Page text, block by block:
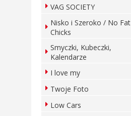
VAG SOCIETY
Nisko i Szeroko / No Fat
Chicks
Smyczki, Kubeczki,
Kalendarze
I love my
Twoje Foto
Low Cars